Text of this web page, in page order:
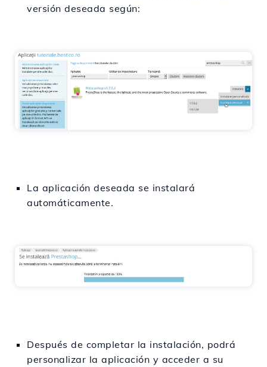
versión deseada según:
La aplicación deseada se instalará
automáticamente.
Después de completar la instalación, podrá
personalizar la aplicación y acceder a su